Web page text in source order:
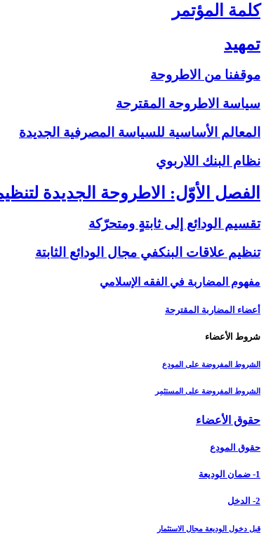
كلمة المؤتمر
تمهيد
موقفنا من الاطروحة
سياسة الاطروحة المقترحة
المعالم الأساسية للسياسة المصرفية الجديدة
نظام البنك اللاربوي‏
الفصل الأوّل: الاطروحة الجديدة
تقسيم الودائع إلى ثابتةٍ ومتحرّكة
تنظيم علاقات البنك‏في مجال الودائع الثابتة
مفهوم المضاربة في الفقه الإسلامي
أعضاء المضاربة المقترحة
شروط الأعضاء
الشروط المفروضة على المودِع
الشروط المفروضة على المستثمِر
حقوق الأعضاء
حقوق المودِع
1- ضمان الوديعة
2- الدخل
قبل دخول الوديعة مجال الاستثمار